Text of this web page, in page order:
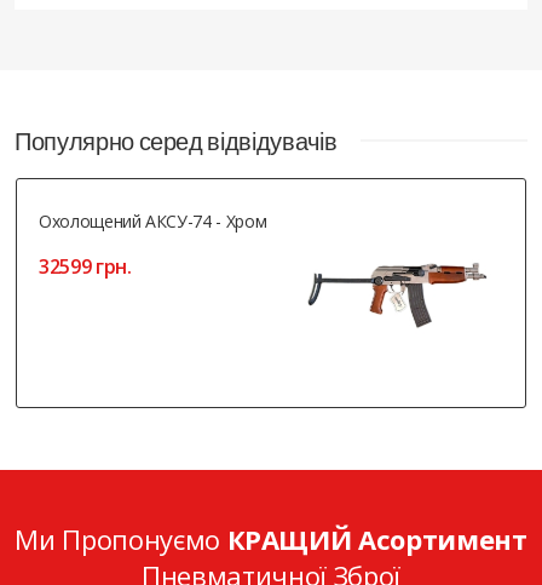
Популярно серед відвідувачів
Охолощений АКСУ-74 - Хром
32599 грн.
Ми Пропонуємо КРАЩИЙ Асортимент
Пневматичної Зброї